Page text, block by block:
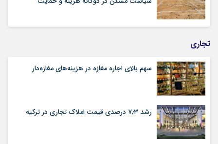
تجاری
سهم بالای اجاره‌‌ مغازه در هزینه‌‌های مغازه‌‌دار
رشد ۷٫۳ درصدی قیمت‌ املاک تجاری در ترکیه